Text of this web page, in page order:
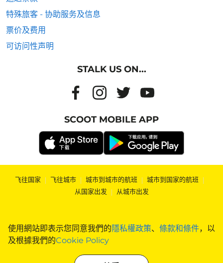
使用網站即表示您同意我們的隱私權政策、 條款和條件，以
及根據我們的Cookie Policy
特殊旅客 - 协助服务及信息
票价及费用
可访问性声明
STALK US ON...
SCOOT MOBILE APP
飞往国家 | 飞往城市 | 城市到城市的航班 | 城市到国家的航班 |
从国家出发 | 从城市出发